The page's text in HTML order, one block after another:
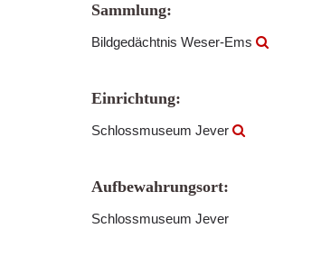
Sammlung:
Bildgedächtnis Weser-Ems
Einrichtung:
Schlossmuseum Jever
Aufbewahrungsort:
Schlossmuseum Jever